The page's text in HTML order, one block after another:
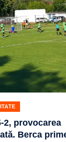
2, provocarea
Berca